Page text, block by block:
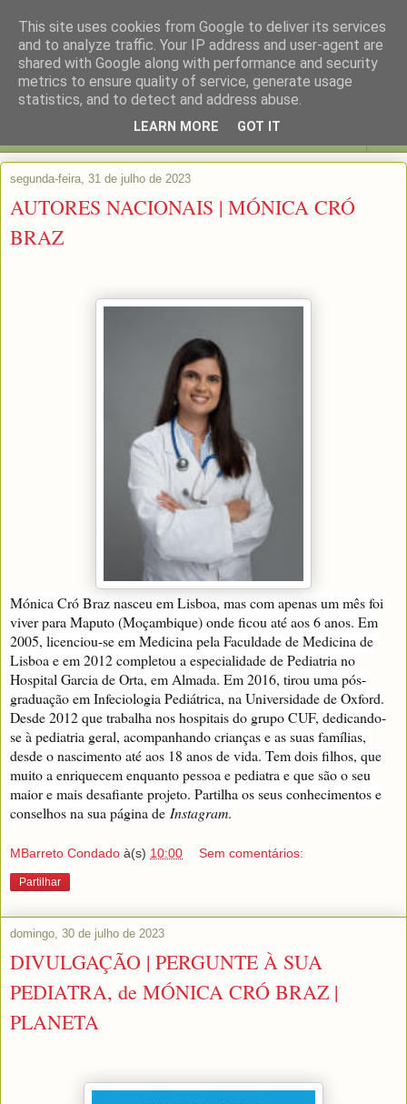
segunda-feira, 31 de julho de 2023
AUTORES NACIONAIS | MÓNICA CRÓ
BRAZ
Mónica Cró Braz nasceu em Lisboa, mas com apenas um mês foi
viver para Maputo (Moçambique) onde ficou até aos 6 anos. Em
2005, licenciou-se em Medicina pela Faculdade de Medicina de
Lisboa e em 2012 completou a especialidade de Pediatria no
Hospital Garcia de Orta, em Almada. Em 2016, tirou uma pós-
graduação em Infeciologia Pediátrica, na Universidade de Oxford.
Desde 2012 que trabalha nos hospitais do grupo CUF, dedicando-
se à pediatria geral, acompanhando crianças e as suas famílias,
desde o nascimento até aos 18 anos de vida. Tem dois filhos, que
muito a enriquecem enquanto pessoa e pediatra e que são o seu
maior e mais desafiante projeto. Partilha os seus conhecimentos e
conselhos na sua página de Instagram.
MBarreto Condado à(s) 10:00 Sem comentários:
Partilhar
domingo, 30 de julho de 2023
DIVULGAÇÃO | PERGUNTE À SUA
PEDIATRA, de MÓNICA CRÓ BRAZ |
PLANETA
This site uses cookies from Google to deliver its services
and to analyze traffic. Your IP address and user-agent are
shared with Google along with performance and security
metrics to ensure quality of service, generate usage
statistics, and to detect and address abuse.
LEARN MORE GOT IT